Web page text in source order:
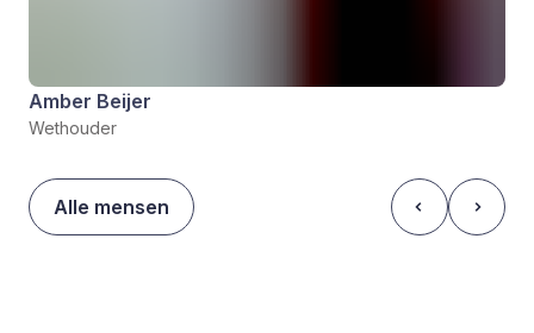
Amber Beijer
Wethouder
Alle mensen